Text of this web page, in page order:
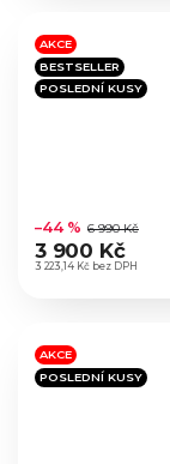
hvězdiček.
AKCE
BESTSELLER
POSLEDNÍ KUSY
hodnocení
produktu
je
hvězdiček.
3 223,14 Kč bez DPH
–44 % 6 990 Kč
3 900 Kč
AKCE
POSLEDNÍ KUSY